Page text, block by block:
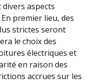
aspects
premier lieu, des
strictes seront
le choix des
électriques et
en raison des
accrues sur les